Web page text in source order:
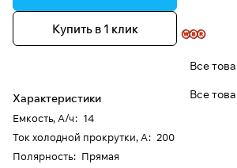
Купить в 1 клик
Характеристики
Емкость, А/ч: 14
Ток холодной прокрутки, А: 200
Полярность: Прямая
Все
Все